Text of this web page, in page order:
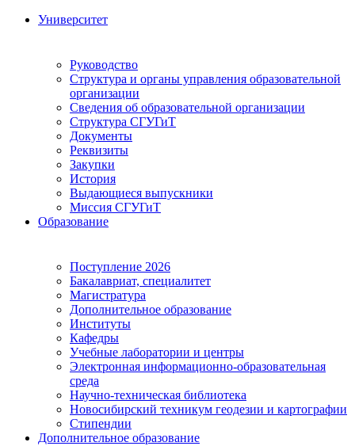
Университет
Руководство
Структура и органы управления образовательной
организации
Сведения об образовательной организации
Структура СГУГиТ
Документы
Реквизиты
Закупки
История
Выдающиеся выпускники
Миссия СГУГиТ
Образование
Поступление 2026
Бакалавриат, специалитет
Магистратура
Дополнительное образование
Институты
Кафедры
Учебные лаборатории и центры
Электронная информационно-образовательная
среда
Научно-техническая библиотека
Новосибирский техникум геодезии и картографии
Стипендии
Дополнительное образование